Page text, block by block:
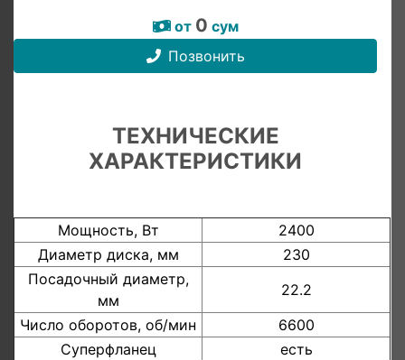
от 0 сум
Позвонить
ТЕХНИЧЕСКИЕ
ХАРАКТЕРИСТИКИ
Мощность, Вт
2400
Диаметр диска, мм
230
Посадочный диаметр,
мм
22.2
Число оборотов, об/мин
6600
Суперфланец
есть